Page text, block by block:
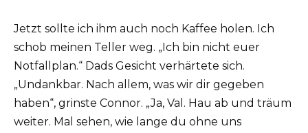
Jetzt sollte ich ihm auch noch Kaffee holen. Ich
schob meinen Teller weg. „Ich bin nicht euer
Notfallplan.“ Dads Gesicht verhärtete sich.
„Undankbar. Nach allem, was wir dir gegeben
haben“, grinste Connor. „Ja, Val. Hau ab und träum
weiter. Mal sehen, wie lange du ohne uns